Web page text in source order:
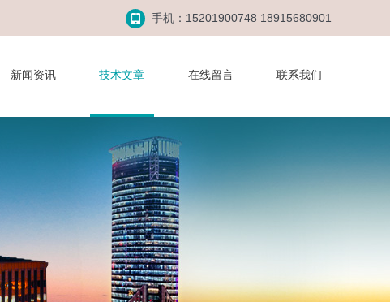
手机：15201900748 18915680901
新闻资讯 技术文章 在线留言 联系我们